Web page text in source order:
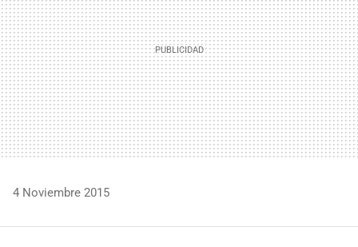
4 Noviembre 2015